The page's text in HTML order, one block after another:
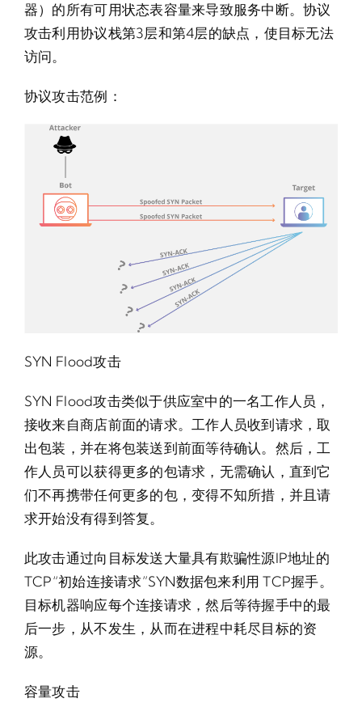
器）的所有可用状态表容量来导致服务中断。协议
攻击利用协议栈第3层和第4层的缺点，使目标无法
访问。
协议攻击范例：
SYN Flood攻击
SYN Flood攻击类似于供应室中的一名工作人员，
接收来自商店前面的请求。工作人员收到请求，取
出包装，并在将包装送到前面等待确认。然后，工
作人员可以获得更多的包请求，无需确认，直到它
们不再携带任何更多的包，变得不知所措，并且请
求开始没有得到答复。
此攻击通过向目标发送大量具有欺骗性源IP地址的
TCP“初始连接请求”SYN数据包来利用 TCP握手。
目标机器响应每个连接请求，然后等待握手中的最
后一步，从不发生，从而在进程中耗尽目标的资
源。
容量攻击